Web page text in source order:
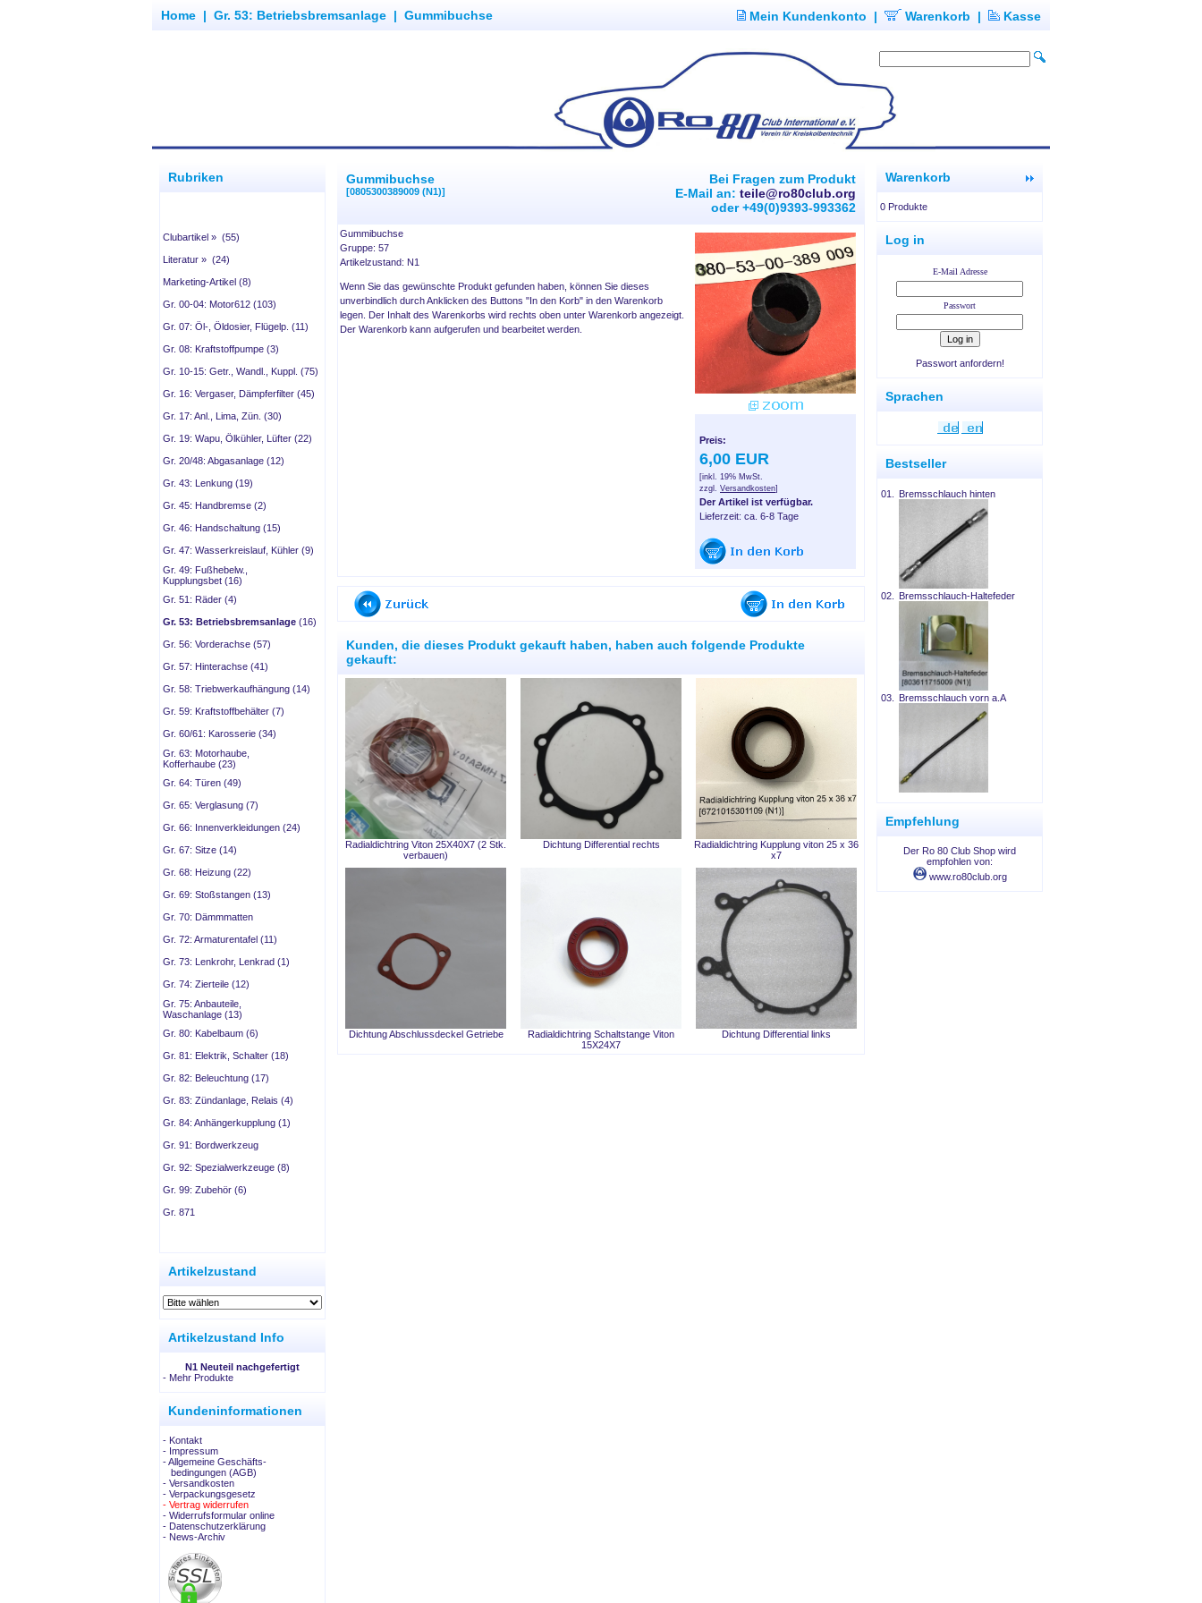
Home | Gr. 53: Betriebsbremsanlage | Gummibuchse Mein Kundenkonto | Warenkorb | Kasse
Rubriken
Clubartikel » (55)
Literatur » (24)
Marketing-Artikel (8)
Gr. 00-04: Motor612 (103)
Gr. 07: Öl-, Öldosier, Flügelp. (11)
Gr. 08: Kraftstoffpumpe (3)
Gr. 10-15: Getr., Wandl., Kuppl. (75)
Gr. 16: Vergaser, Dämpferfilter (45)
Gr. 17: Anl., Lima, Zün. (30)
Gr. 19: Wapu, Ölkühler, Lüfter (22)
Gr. 20/48: Abgasanlage (12)
Gr. 43: Lenkung (19)
Gr. 45: Handbremse (2)
Gr. 46: Handschaltung (15)
Gr. 47: Wasserkreislauf, Kühler (9)
Gr. 49: Fußhebelw.,
Kupplungsbet (16)
Gr. 51: Räder (4)
Gr. 53: Betriebsbremsanlage (16)
Gr. 56: Vorderachse (57)
Gr. 57: Hinterachse (41)
Gr. 58: Triebwerkaufhängung (14)
Gr. 59: Kraftstoffbehälter (7)
Gr. 60/61: Karosserie (34)
Gr. 63: Motorhaube,
Kofferhaube (23)
Gr. 64: Türen (49)
Gr. 65: Verglasung (7)
Gr. 66: Innenverkleidungen (24)
Gr. 67: Sitze (14)
Gr. 68: Heizung (22)
Gr. 69: Stoßstangen (13)
Gr. 70: Dämmmatten
Gr. 72: Armaturentafel (11)
Gr. 73: Lenkrohr, Lenkrad (1)
Gr. 74: Zierteile (12)
Gr. 75: Anbauteile,
Waschanlage (13)
Gr. 80: Kabelbaum (6)
Gr. 81: Elektrik, Schalter (18)
Gr. 82: Beleuchtung (17)
Gr. 83: Zündanlage, Relais (4)
Gr. 84: Anhängerkupplung (1)
Gr. 91: Bordwerkzeug
Gr. 92: Spezialwerkzeuge (8)
Gr. 99: Zubehör (6)
Gr. 871
Artikelzustand
Artikelzustand Info
N1 Neuteil nachgefertigt
- Mehr Produkte
Kundeninformationen
- Kontakt
- Impressum
- Allgemeine Geschäfts-
bedingungen (AGB)
- Versandkosten
- Verpackungsgesetz
- Vertrag widerrufen
- Widerrufsformular online
- Datenschutzerklärung
- News-Archiv
Gummibuchse
[0805300389009 (N1)]
Bei Fragen zum Produkt
E-Mail an: teile@ro80club.org
oder +49(0)9393-993362
Preis:
6,00 EUR
[inkl. 19% MwSt.
zzgl. Versandkosten]
Der Artikel ist verfügbar.
Lieferzeit: ca. 6-8 Tage
Gummibuchse
Gruppe: 57
Artikelzustand: N1
Wenn Sie das gewünschte Produkt gefunden haben, können Sie dieses
unverbindlich durch Anklicken des Buttons "In den Korb" in den Warenkorb
legen. Der Inhalt des Warenkorbs wird rechts oben unter Warenkorb angezeigt.
Der Warenkorb kann aufgerufen und bearbeitet werden.
Kunden, die dieses Produkt gekauft haben, haben auch folgende Produkte
gekauft:
Radialdichtring Viton 25X40X7 (2 Stk.
verbauen)
Dichtung Differential rechts
Radialdichtring Kupplung viton 25 x 36
x7
Dichtung Abschlussdeckel Getriebe
Radialdichtring Schaltstange Viton
15X24X7
Dichtung Differential links
Warenkorb
0 Produkte
Log in
E-Mail Adresse
Passwort
Passwort anfordern!
Sprachen
Bestseller
01. Bremsschlauch hinten
02. Bremsschlauch-Haltefeder
03. Bremsschlauch vorn a.A
Empfehlung
Der Ro 80 Club Shop wird
empfohlen von:
www.ro80club.org